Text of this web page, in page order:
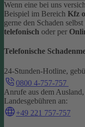
Wenn eine bei uns
Beispiel im Bereich Kfz
gerne den Schaden
telefonisch oder per
Telefonische
24-Stunden-Hotline,
0800 4-757-757
Anrufe aus dem
Landesgebühren an:
+49 221 757-757